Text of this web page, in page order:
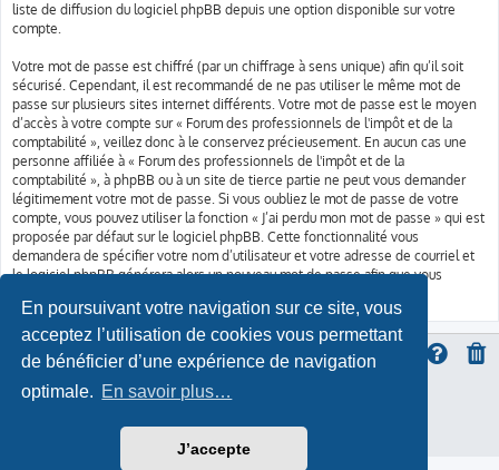
En poursuivant votre navigation sur ce site, vous
acceptez l’utilisation de cookies vous permettant
de bénéficier d’une expérience de navigation
optimale. En savoir plus…
J’accepte
liste de diffusion du logiciel phpBB depuis une option disponible sur votre
compte.
Votre mot de passe est chiffré (par un chiffrage à sens unique) afin qu’il soit
sécurisé. Cependant, il est recommandé de ne pas utiliser le même mot de
passe sur plusieurs sites internet différents. Votre mot de passe est le moyen
d’accès à votre compte sur « Forum des professionnels de l'impôt et de la
comptabilité », veillez donc à le conservez précieusement. En aucun cas une
personne affiliée à « Forum des professionnels de l'impôt et de la
comptabilité », à phpBB ou à un site de tierce partie ne peut vous demander
légitimement votre mot de passe. Si vous oubliez le mot de passe de votre
compte, vous pouvez utiliser la fonction « J’ai perdu mon mot de passe » qui est
proposée par défaut sur le logiciel phpBB. Cette fonctionnalité vous
demandera de spécifier votre nom d’utilisateur et votre adresse de courriel et
le logiciel phpBB générera alors un nouveau mot de passe afin que vous
ProLight Style by